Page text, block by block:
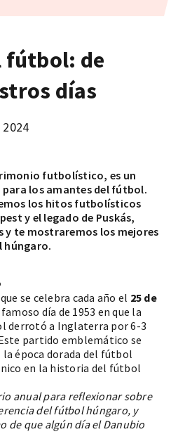
fútbol: de
días
futbolístico, es un
los amantes del fútbol.
los hitos futbolísticos
y el legado de Puskás,
y te mostraremos los mejores
húngaro.
se celebra cada año el 25 de
día de 1953 en que la
derrotó a Inglaterra por 6-3
partido emblemático se
época dorada del fútbol
en la historia del fútbol
anual para reflexionar sobre
del fútbol húngaro, y
de que algún día el Danubio